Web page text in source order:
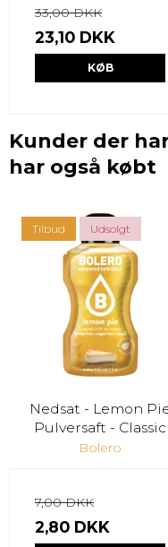
33,00 DKK
23,10 DKK
KØB
Kunder der
har også købt
Tilbud Udsolgt
Nedsat - Lemon
Pulversaft - Classic
Bolero
7,00 DKK
2,80 DKK